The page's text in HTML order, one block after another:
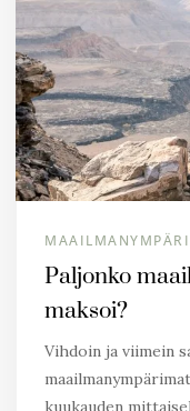
Paljonko
maksoi?
Vihdoin ja viimein
kuukauden